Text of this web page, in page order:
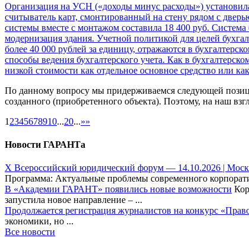
Организация на УСН («доходы минус расходы»)
считыватель карт, смонтированный на стену рядом с
системы вместе с монтажом составила 18 400 руб.
модернизация здания. Учетной политикой для целей
более 40 000 рублей за единицу, отражаются в
способы ведения бухгалтерского учета. Как в
низкой стоимости как отдельное основное средство или
По данному вопросу мы придерживаемся следующей
созданного (приобретенного объекта). Поэтому, на наш
1 2345678910...20...»»
Новости ГАРАНТа
Х Всероссийский юридический форум — 14.10.2026 |
Программа: Актуальные проблемы современного
В «Академии ГАРАНТ» появились новые возможности
запустила новое направление – ...
Продолжается регистрация журналистов на конкурс
экономики, но ...
Все новости